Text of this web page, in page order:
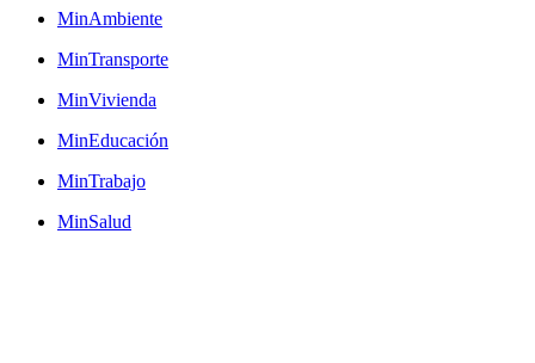
MinAmbiente
MinTransporte
MinVivienda
MinEducación
MinTrabajo
MinSalud